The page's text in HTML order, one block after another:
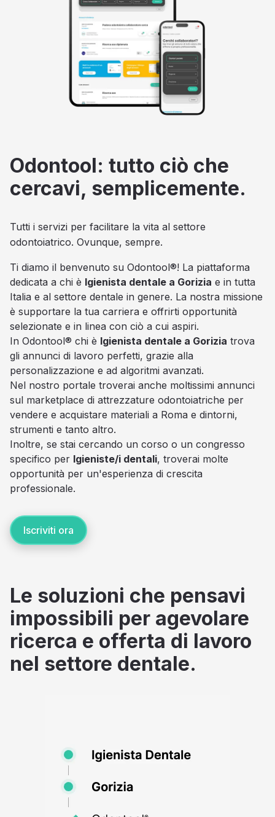
Odontool: tutto ciò che
cercavi, semplicemente.
Tutti i servizi per facilitare la vita al settore
odontoiatrico. Ovunque, sempre.
Ti diamo il benvenuto su Odontool®! La piattaforma
dedicata a chi è Igienista dentale a Gorizia e in tutta
Italia e al settore dentale in genere. La nostra missione
è supportare la tua carriera e offrirti opportunità
selezionate e in linea con ciò a cui aspiri.
In Odontool® chi è Igienista dentale a Gorizia trova
gli annunci di lavoro perfetti, grazie alla
personalizzazione e ad algoritmi avanzati.
Nel nostro portale troverai anche moltissimi annunci
sul marketplace di attrezzature odontoiatriche per
vendere e acquistare materiali a Roma e dintorni,
strumenti e tanto altro.
Inoltre, se stai cercando un corso o un congresso
specifico per Igieniste/i dentali, troverai molte
opportunità per un'esperienza di crescita
professionale.
Iscriviti ora
Le soluzioni che pensavi
impossibili per agevolare
ricerca e offerta di lavoro
nel settore dentale.